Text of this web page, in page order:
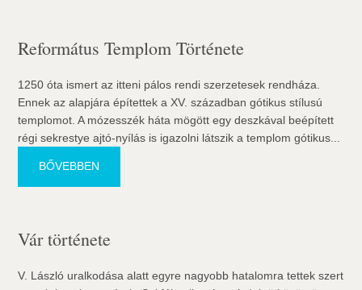
Református Templom Története
1250 óta ismert az itteni pálos rendi szerzetesek rendháza.
Ennek az alapjára építettek a XV. században gótikus stílusú
templomot. A mózesszék háta mögött egy deszkával beépített
régi sekrestye ajtó-nyílás is igazolni látszik a templom gótikus...
BŐVEBBEN
Vár története
V. László uralkodása alatt egyre nagyobb hatalomra tettek szert